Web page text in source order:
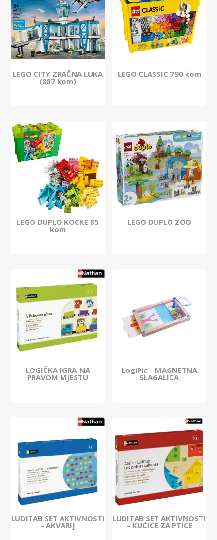
LEGO CITY ZRAČNA LUKA
(887 kom)
LEGO CLASSIC 790 kom
LEGO DUPLO KOCKE 85
kom
LEGO DUPLO ZOO
LOGIČKA IGRA-NA
PRAVOM MJESTU
LogiPic – MAGNETNA
SLAGALICA
LUDITAB SET AKTIVNOSTI
– AKVARIJ
LUDITAB SET AKTIVNOSTI
– KUĆICE ZA PTICE